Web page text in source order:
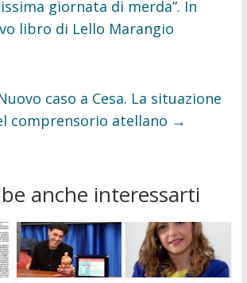
giornata di merda”. In
libro di Lello Marangio
caso a Cesa. La situazione
comprensorio atellano →
anche interessarti